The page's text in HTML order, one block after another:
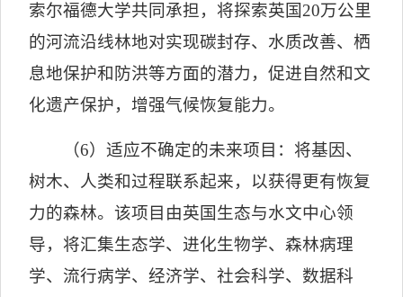
索尔福德大学共同承担，将探索英国20万公里
的河流沿线林地对实现碳封存、水质改善、栖
息地保护和防洪等方面的潜力，促进自然和文
化遗产保护，增强气候恢复能力。
（6）适应不确定的未来项目：将基因、
树木、人类和过程联系起来，以获得更有恢复
力的森林。该项目由英国生态与水文中心领
导，将汇集生态学、进化生物学、森林病理
学、流行病学、经济学、社会科学、数据科